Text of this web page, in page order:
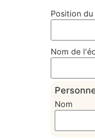
Position
Nom de
Nom